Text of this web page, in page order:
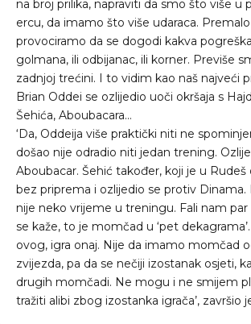
na broj prilika, napraviti da smo što više u
ercu, da imamo što više udaraca.
provociramo da se dogodi kakva
golmana, ili odbijanac, ili korner. Previše
zadnjoj trećini. I to vidim kao naš najveći
Brian Oddei se ozlijedio uoči okršaja s
Šehića, Aboubacara…
‘Da, Oddeija više praktički niti ne
došao nije odradio niti jedan trening.
Aboubacar. Šehić također, koji je u Rudeš
bez priprema i ozlijedio se protiv Dinama.
nije neko vrijeme u treningu. Fali nam par
se kaže, to je momčad u ‘pet
ovog, igra onaj. Nije da imamo momčad
zvijezda, pa da se nečiji izostanak osjeti,
drugih momčadi. Ne mogu i ne smijem
tražiti alibi zbog izostanka igrača’, završio